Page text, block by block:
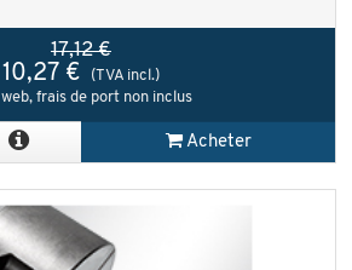
17,12 €
10,27 €
(TVA incl.)
frais de port non inclus
Acheter